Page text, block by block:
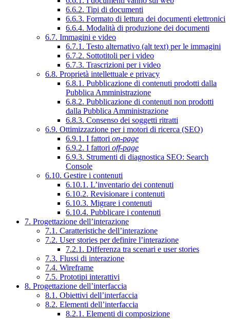
6.6.2. Tipi di documenti
6.6.3. Formato di lettura dei documenti elettronici
6.6.4. Modalità di produzione dei documenti
6.7. Immagini e video
6.7.1. Testo alternativo (alt text) per le immagini
6.7.2. Sottotitoli per i video
6.7.3. Trascrizioni per i video
6.8. Proprietà intellettuale e privacy
6.8.1. Pubblicazione di contenuti prodotti dalla
Pubblica Amministrazione
6.8.2. Pubblicazione di contenuti non prodotti
dalla Pubblica Amministrazione
6.8.3. Consenso dei soggetti ritratti
6.9. Ottimizzazione per i motori di ricerca (SEO)
6.9.1. I fattori on-page
6.9.2. I fattori off-page
6.9.3. Strumenti di diagnostica SEO: Search
Console
6.10. Gestire i contenuti
6.10.1. L’inventario dei contenuti
6.10.2. Revisionare i contenuti
6.10.3. Migrare i contenuti
6.10.4. Pubblicare i contenuti
7. Progettazione dell’interazione
7.1. Caratteristiche dell’interazione
7.2. User stories per definire l’interazione
7.2.1. Differenza tra scenari e user stories
7.3. Flussi di interazione
7.4. Wireframe
7.5. Prototipi interattivi
8. Progettazione dell’interfaccia
8.1. Obiettivi dell’interfaccia
8.2. Elementi dell’interfaccia
8.2.1. Elementi di composizione